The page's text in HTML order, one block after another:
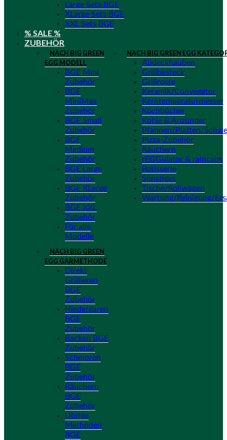
Large Sets BGE
XLarge Sets BGE
XXL Sets BGE
% SALE %
ZUBEHÖR
NACH BIG GREEN
EGG MODELL
BGE Mini
Zubehör
BGE
MiniMax
Zubehör
BGE Small
Zubehör
BGE
Medium
Zubehör
BGE Large
Zubehör
BGE XLarge
Zubehör
BGE XXL
Zubehör
Für alle
Modelle
NACH BIG GREEN
EGG GARMETHODE
Direkt
Grillieren
BGE
Zubehör
Niedergaren
BGE
Zubehör
Backen BGE
Zubehör
Schmoren
BGE
Zubehör
Räuchern
BGE
Zubehör
Übrige
Methoden
BGE
NACH BIG GREEN EGG
Abdeckhauben
Grillbesteck
Grillroste
Keramik/Conveggtor
Kerntemperaturmesser
Kochbücher
Kohle & Anzünder
Pfannen/Platten/
Pizza-Zubehör
Räuchern
rEGGulator & raincaps
Rotisserie
Sonstiges
Tische/Rollwagen
Wartung/Reinigung/